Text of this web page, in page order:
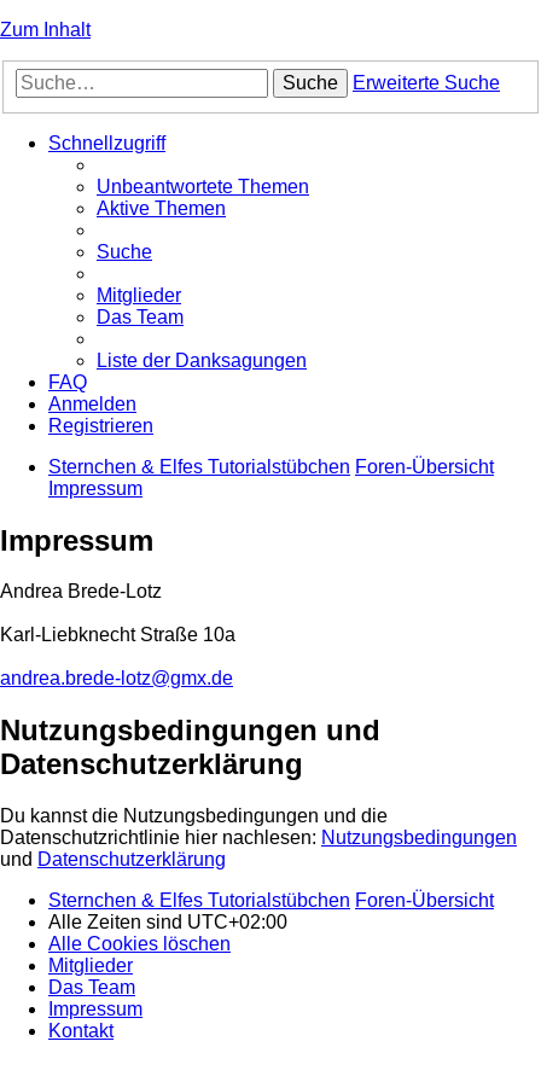
Zum Inhalt
Suche Erweiterte Suche
Schnellzugriff
Unbeantwortete Themen
Aktive Themen
Suche
Mitglieder
Das Team
Liste der Danksagungen
FAQ
Anmelden
Registrieren
Sternchen & Elfes Tutorialstübchen Foren-Übersicht
Impressum
Impressum
Andrea Brede-Lotz
Karl-Liebknecht Straße 10a
andrea.brede-lotz@gmx.de
Nutzungsbedingungen und
Datenschutzerklärung
Du kannst die Nutzungsbedingungen und die
Datenschutzrichtlinie hier nachlesen: Nutzungsbedingungen
und Datenschutzerklärung
Sternchen & Elfes Tutorialstübchen Foren-Übersicht
Alle Zeiten sind UTC+02:00
Alle Cookies löschen
Mitglieder
Das Team
Impressum
Kontakt